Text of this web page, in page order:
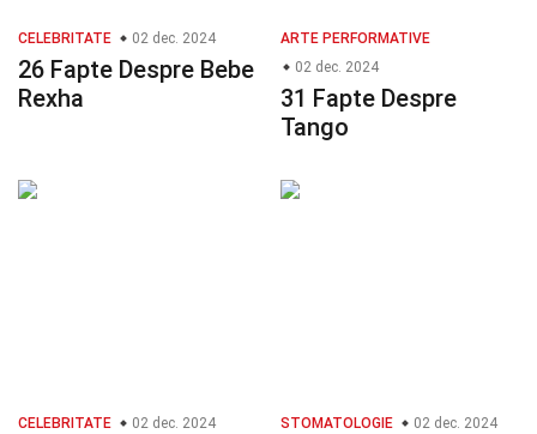
CELEBRITATE 02 dec. 2024
26 Fapte Despre Bebe
Rexha
ARTE PERFORMATIVE
02 dec. 2024
31 Fapte Despre
Tango
CELEBRITATE 02 dec. 2024 STOMATOLOGIE 02 dec. 2024